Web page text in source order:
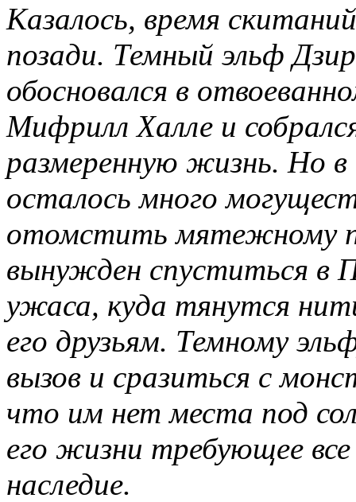
Казалось, время
позади. Темный эльф
обосновался в
Мифрилл Халле и
размеренную жизнь. Но в
осталось много
отомстить мятежному
вынужден спуститься в
ужаса, куда тянутся
его друзьям. Темному
вызов и сразиться с
что им нет места под
его жизни требующее
наследие.